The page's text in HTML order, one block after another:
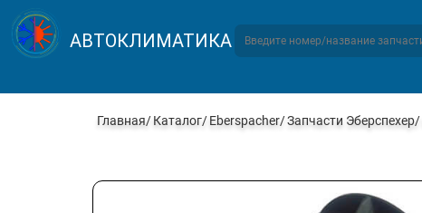
АВТОКЛИМАТИКА
Главная Каталог Eberspacher Запчасти Эберспехер